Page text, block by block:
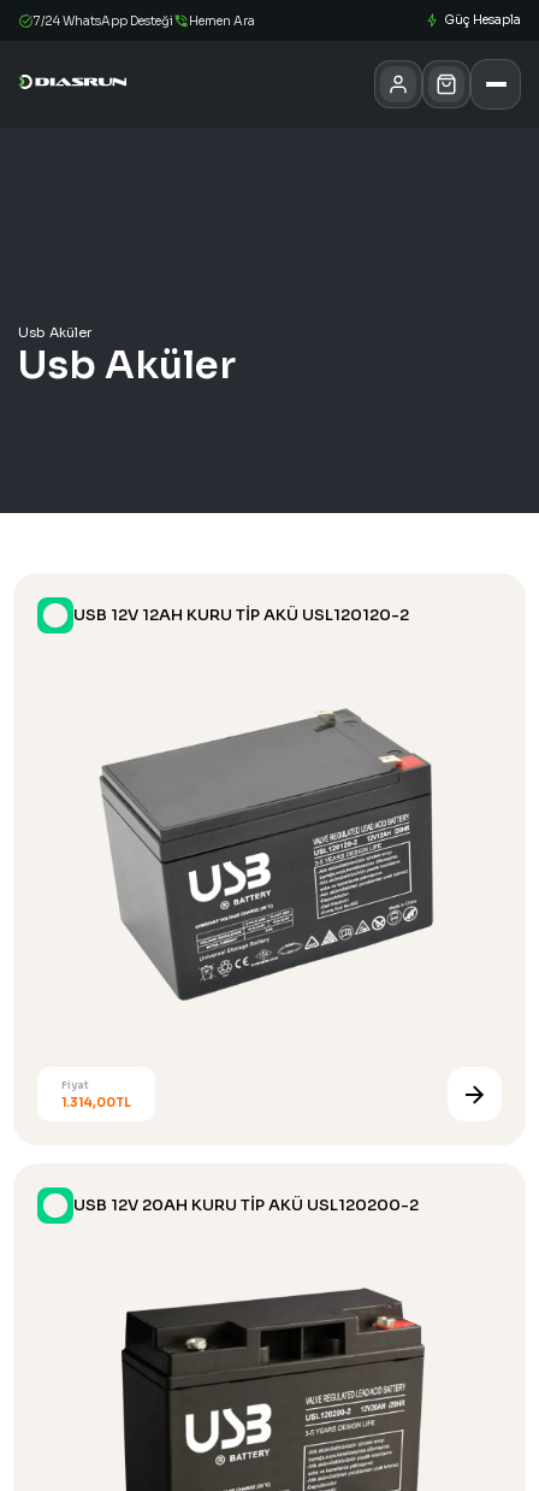
7/24 WhatsApp Desteği Hemen Ara Güç Hesapla
Usb Aküler
Usb Aküler
USB 12V 12AH KURU TİP AKÜ USL120120-2
Fiyat
1.314,00TL
USB 12V 20AH KURU TİP AKÜ USL120200-2